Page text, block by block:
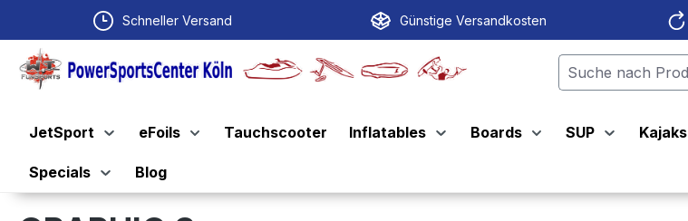
Zur Hauptnavigation springen
Schneller Versand Günstige Versandkosten
JetSport eFoils Tauchscooter Inflatables Boards SUP Kajaks
Specials Blog